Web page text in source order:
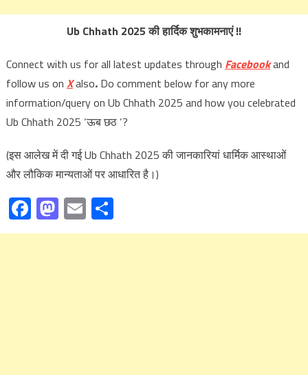
Ub Chhath 2025 की हार्दिक शुभकामनाएं !!
Connect with us for all latest updates through Facebookand
follow us on Xalso. Do comment below for any more
information/query on Ub Chhath 2025 and how you celebrated
Ub Chhath 2025 ‘ऊब छठ ‘?
(इस आलेख में दी गई Ub Chhath 2025 की जानकारियां धार्मिक आस्थाओं
और लौकिक मान्यताओं पर आधारित है।)
Facebook
Mastodon
EmailShare